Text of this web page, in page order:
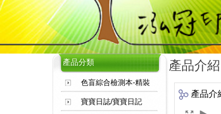
產品分類
色盲綜合檢測本-精裝
寶寶日誌/寶寶日記
產品介紹
產品介